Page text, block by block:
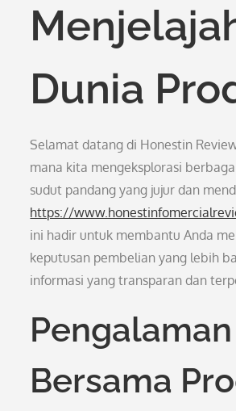
Dunia
Selamat datang di Honestin
mana kita mengeksplorasi
sudut pandang yang jujur dan
https://
ini hadir untuk membantu Anda
keputusan pembelian yang lebih
informasi yang transparan dan
Pengalaman
Bersama